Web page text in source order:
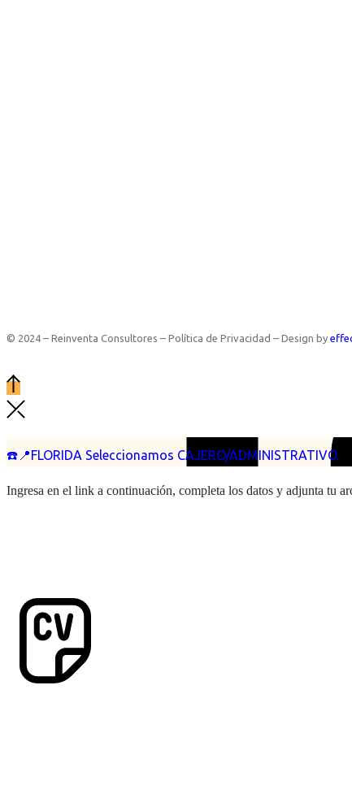
☎️📍FLORIDA Seleccionamos CAJERO/ADMINISTRATIVO.
© 2024 – Reinventa Consultores – Política de Privacidad – Design by
Ingresa en el link a continuación, completa los datos y adjunta tu